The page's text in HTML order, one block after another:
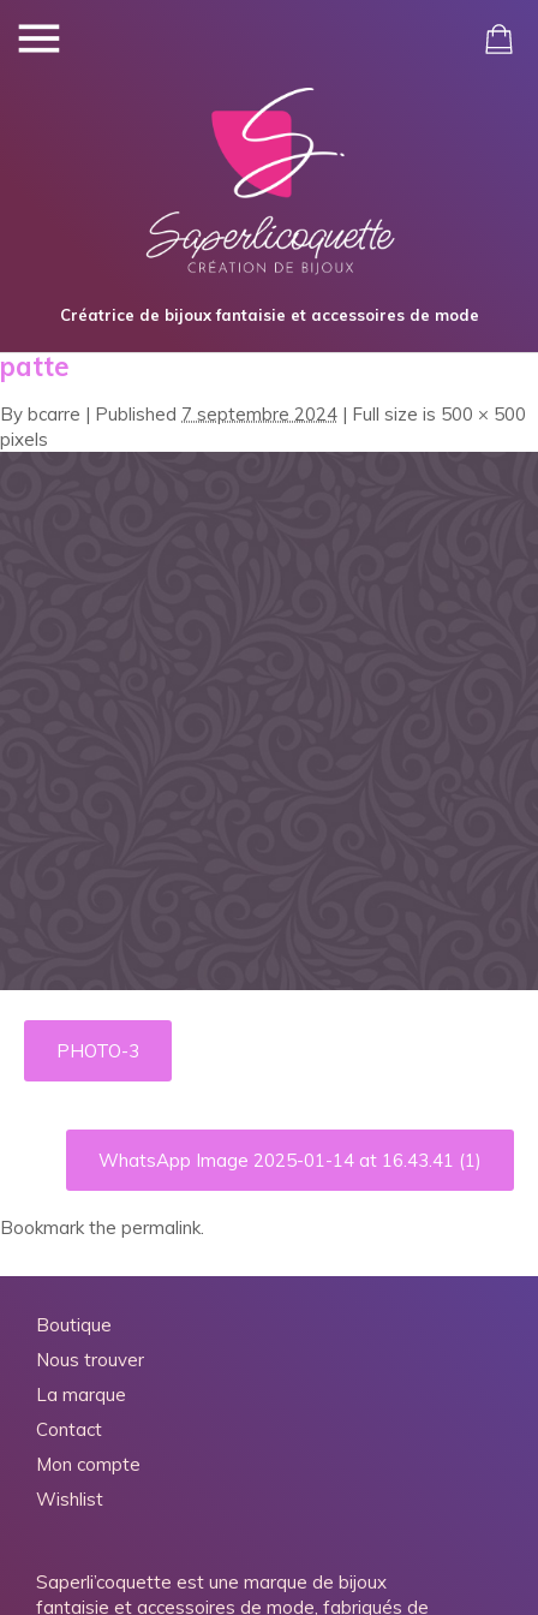
Créatrice de bijoux fantaisie et accessoires de mode
patte
By bcarre | Published 7 septembre 2024 | Full size is 500 × 500
pixels
PHOTO-3
WhatsApp Image 2025-01-14 at 16.43.41 (1)
Bookmark the permalink.
Boutique
Nous trouver
La marque
Contact
Mon compte
Wishlist
Saperli’coquette est une marque de bijoux
fantaisie et accessoires de mode, fabriqués de